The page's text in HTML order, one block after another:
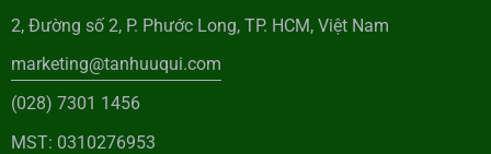
2, Đường số 2, P. Phước Long, TP. HCM, Việt Nam
marketing@tanhuuqui.com
(028) 7301 1456
MST: 0310276953